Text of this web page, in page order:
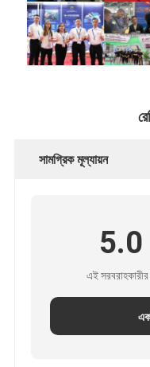
সামগ্রিক মূল্যায়ন
5.0
এই